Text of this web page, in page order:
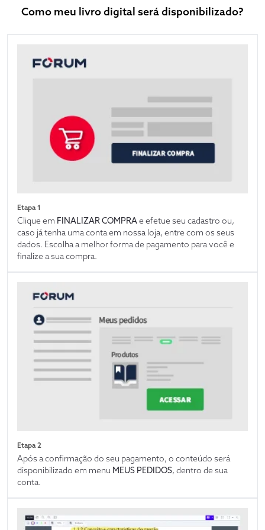
Como meu livro digital será disponibilizado?
Etapa 1
Clique em FINALIZAR COMPRAe efetue seu cadastro ou,
caso já tenha uma conta em nossa loja, entre com os seus
dados. Escolha a melhor forma de pagamento para você e
finalize a sua compra.
Etapa 2
Após a confirmação do seu pagamento, o conteúdo será
disponibilizado em menu MEUS PEDIDOS, dentro de sua
conta.